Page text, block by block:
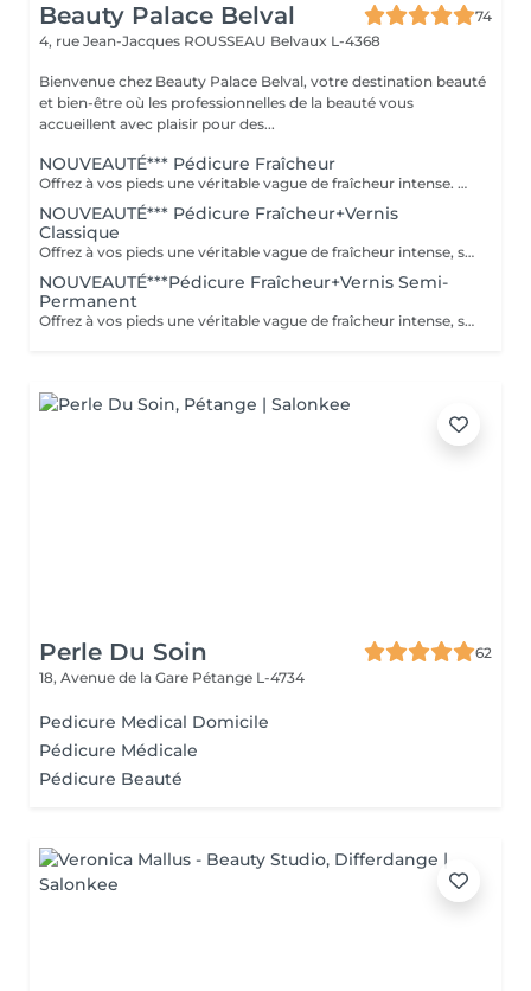
Beauty Palace Belval
74
4, rue Jean-Jacques ROUSSEAU Belvaux L-4368
Bienvenue chez Beauty Palace Belval, votre destination beauté
et bien-être où les professionnelles de la beauté vous
accueillent avec plaisir pour des...
NOUVEAUTÉ*** Pédicure Fraîcheur
Offrez à vos pieds une véritable vague de fraîcheur intense. Ce rituel associe un gommage au sel et à l'amande douce, un bain effervescent relaxant et rafraîchissant, puis un soin à l'effet glacial appliqué jusqu'aux mollets. Dès l'application, une sensation de froid intense enveloppe les pieds et les jambes pour un effet frais, léger et incroyablement revigorant. Le soin incontournable de l'été pour des pieds doux et une sensation glaciale irrésistible.
NOUVEAUTÉ*** Pédicure Fraîcheur+Vernis
Classique
Offrez à vos pieds une véritable vague de fraîcheur intense, sublimée par la pose d'un vernis classique. Ce rituel associe un gommage au sel et à l'amande douce, un bain effervescent relaxant et rafraîchissant, puis un soin à l'effet glacial appliqué jusqu'aux mollets. Une sensation de froid intense et revigorante, idéale pour les pieds fatigués ou simplement pour profiter d'un pur moment de fraîcheur pendant l'été. Des pieds doux, parfaitement soignés, élégamment vernis et une sensation glaciale irrésistible.
NOUVEAUTÉ***Pédicure Fraîcheur+Vernis Semi-
Permanent
Offrez à vos pieds une véritable vague de fraîcheur intense, sublimée par la pose d'un semi-permanent longue tenue. Ce rituel associe un gommage au sel et à l'amande douce, un bain effervescent relaxant et rafraîchissant, puis un soin à l'effet glacial appliqué jusqu'aux mollets. Une sensation de froid intense et revigorante, idéale pour les pieds fatigués ou simplement pour profiter d'un pur moment de fraîcheur pendant l'été. Des pieds doux, parfaitement soignés, une couleur brillante longue tenue et une sensation glaciale irrésistible.
Perle Du Soin
62
18, Avenue de la Gare Pétange L-4734
Pedicure Medical Domicile
Pédicure Médicale
Pédicure Beauté